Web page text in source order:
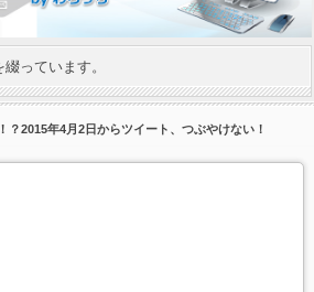
っています。
？2015年4月2日からツイート、つぶやけない！